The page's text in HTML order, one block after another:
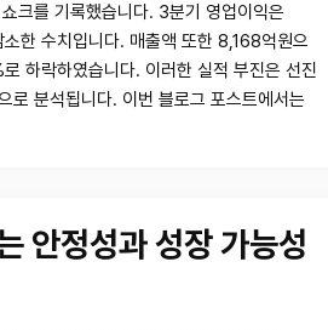
크를 기록했습니다. 3분기 영업이익은
한 수치입니다. 매출액 또한 8,168억원으
하락하였습니다. 이러한 실적 부진은 선진
로 분석됩니다. 이번 블로그 포스트에서는
안정성과 성장 가능성